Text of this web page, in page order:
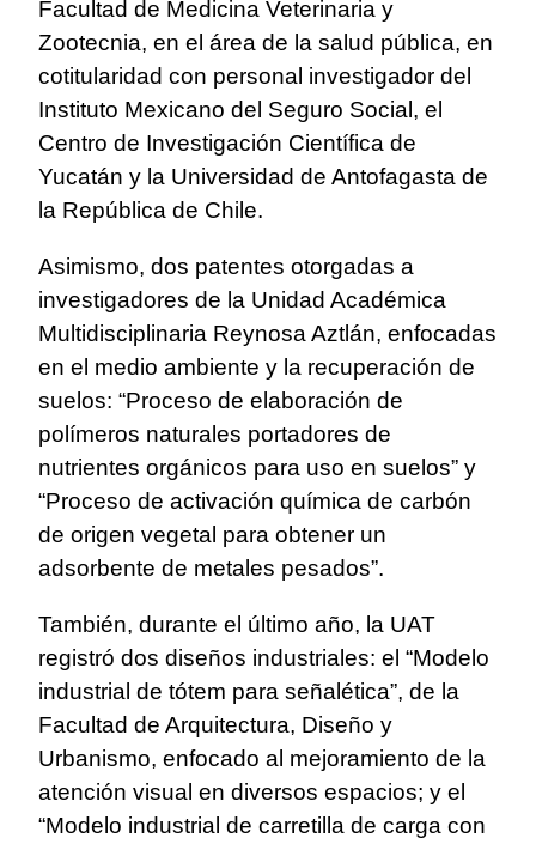
Facultad de Medicina Veterinaria y
Zootecnia, en el área de la salud pública, en
cotitularidad con personal investigador del
Instituto Mexicano del Seguro Social, el
Centro de Investigación Científica de
Yucatán y la Universidad de Antofagasta de
la República de Chile.
Asimismo, dos patentes otorgadas a
investigadores de la Unidad Académica
Multidisciplinaria Reynosa Aztlán, enfocadas
en el medio ambiente y la recuperación de
suelos: “Proceso de elaboración de
polímeros naturales portadores de
nutrientes orgánicos para uso en suelos” y
“Proceso de activación química de carbón
de origen vegetal para obtener un
adsorbente de metales pesados”.
También, durante el último año, la UAT
registró dos diseños industriales: el “Modelo
industrial de tótem para señalética”, de la
Facultad de Arquitectura, Diseño y
Urbanismo, enfocado al mejoramiento de la
atención visual en diversos espacios; y el
“Modelo industrial de carretilla de carga con